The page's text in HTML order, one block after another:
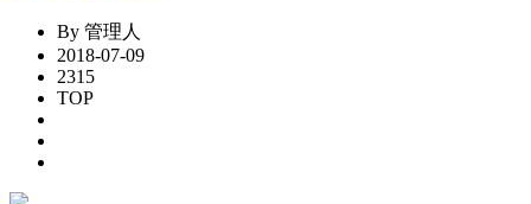
By 管理人
2018-07-09
2315
TOP